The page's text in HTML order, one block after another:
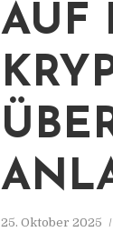
AUF
25. Oktober 2025